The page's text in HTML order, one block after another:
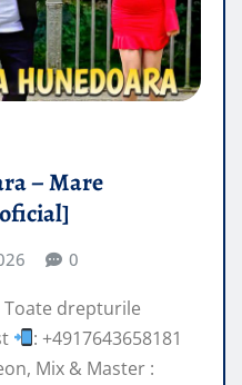
– Mare
0
drepturile
: +4917643658181
Mix & Master :